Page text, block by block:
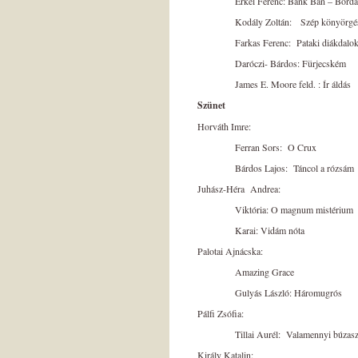
Kodály Zoltán: Szép
Farkas Ferenc: Pataki
Daróczi- Bárdos:
James E. Moore feld. : Ír
Szünet
Horváth Imre:
Ferran Sors: O Crux
Bárdos Lajos: Táncol a rózsám
Juhász-Héra Andrea:
Viktória: O magnum
Karai: Vidám nóta
Palotai Ajnácska:
Amazing
Gulyás László:
Pálfi Zsófia:
Tillai Aurél: Valamennyi
Király Katalin: